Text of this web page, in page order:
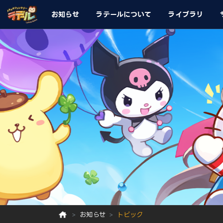
お知らせ ラテールについて ライブラリ
お知らせ トピック